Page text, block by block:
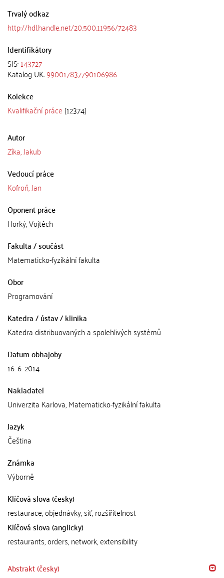
Trvalý odkaz
http://hdl.handle.net/20.500.11956/72483
Identifikátory
SIS:143727
Katalog UK:990017837790106986
Kolekce
Kvalifikační práce [12374]
Autor
Zíka, Jakub
Vedoucí práce
Kofroň, Jan
Oponent práce
Horký, Vojtěch
Fakulta / součást
Matematicko-fyzikální fakulta
Obor
Programování
Katedra / ústav / klinika
Katedra distribuovaných a spolehlivých systémů
Datum obhajoby
16. 6. 2014
Nakladatel
Univerzita Karlova, Matematicko-fyzikální fakulta
Jazyk
Čeština
Známka
Výborně
Klíčová slova (česky)
restaurace, objednávky, síť, rozšiřitelnost
Klíčová slova (anglicky)
restaurants, orders, network, extensibility
Abstrakt (česky)